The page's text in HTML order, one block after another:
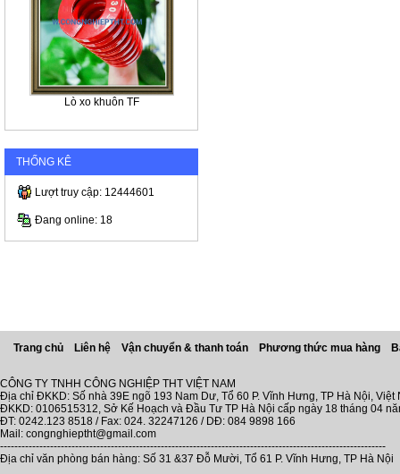
Lò xo khuôn TF
THỐNG KÊ
Lượt truy cập: 12444601
Đang online: 18
Trang chủ Liên hệ Vận chuyển & thanh toán Phương thức mua hàng
CÔNG TY TNHH CÔNG NGHIỆP THT VIỆT NAM
Địa chỉ ĐKKD: Số nhà 39E ngõ 193 Nam Dư, Tổ 60 P. Vĩnh Hưng, TP Hà Nội, Việt
ĐKKD: 0106515312, Sở Kế Hoạch và Đầu Tư TP Hà Nội cấp ngày 18 tháng 04
ĐT: 0242.123 8518 / Fax: 024. 32247126 / DĐ: 084 9898 166
Mail: congnghieptht@gmail.com
------------------------------------------------------------------------------------------------------------
Địa chỉ văn phòng bán hàng: Số 31 &37 Đỗ Mười, Tổ 61 P. Vĩnh Hưng, TP Hà Nội